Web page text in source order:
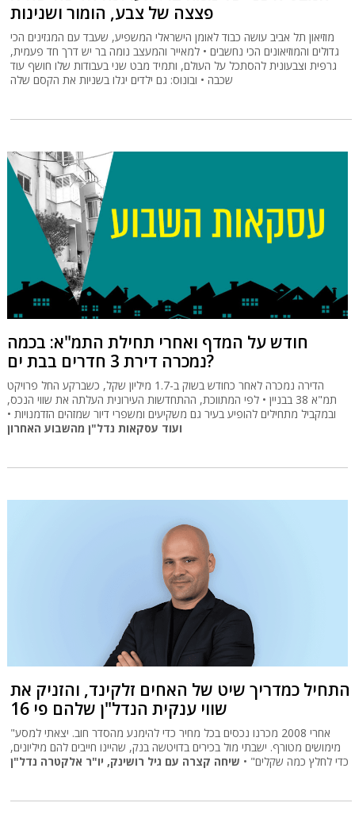
פצצה של צבע, הומור ושנינות
מוזיאון תל אביב עושה כבוד לאומן הישראלי המשפיע, שעבד עם המגזינים הכי
גדולים והמוזיאונים הכי נחשבים • למאייר והמעצב נומה בר יש דרך חד פעמית,
גרפית וצבעונית להסתכל על העולם, ותמיד מבט שני בעבודות שלו חושף עוד
שכבה • ובונוס: גם ילדים יגלו בשניות את הקסם שלה
חודש על המדף ואחרי תחילת התמ"א: בכמה
נמכרה דירת 3 חדרים בבת ים?
הדירה נמכרה לאחר כחודש בשוק ב-1.7 מיליון שקל, כשברקע החל פרויקט
תמ"א 38 בבניין • לפי המתווכת, ההתחדשות העירונית העלתה את שווי הנכס,
ובמקביל מתחילים להופיע בעיר גם משקיעים ומשפרי דיור שמזהים הזדמנויות •
התחיל כמדריך שיט של האחים זלקינד, והזניק את
שווי ענקית הנדל"ן שלהם פי 16
"אחרי 2008 מכרנו נכסים בכל מחיר כדי להימנע מהסדר חוב. יצאתי למסע
מימושים מטורף. ישבתי מול בכירים בדויטשה בנק, שהיינו חייבים להם מיליונים,
כדי לחלץ כמה שקלים" • שיחה קצרה עם גיל רושינק, יו"ר אלקטרה נדל"ן